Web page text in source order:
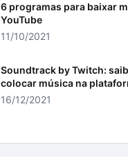
6 programas para baixar
YouTube
11/10/2021
Soundtrack by Twitch:
colocar música na
16/12/2021